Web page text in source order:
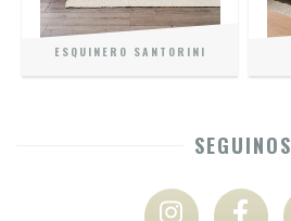
ESQUINERO SANTORINI
SEGUINOS